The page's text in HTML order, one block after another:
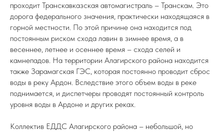
проходит Транскавказская автомагистраль – Транскам. Это
дорога федерального значения, практически находящаяся в
горной местности. По этой причине она находится под
постоянным риском схода лавин в зимнее время, а в
весеннее, летнее и осеннее время – схода селей и
камнепадов. На территории Алагирского района находится
также Зарамагская ГЭС, которая постоянно проводит сброс
воды в реку Ардон. Вследствие этого объем воды в реке
поднимается, и диспетчеры проводят постоянный контроль
уровня воды в Ардоне и других реках.
Коллектив ЕДДС Алагирского района – небольшой, но